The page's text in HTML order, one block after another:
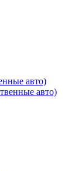
авто)
авто)